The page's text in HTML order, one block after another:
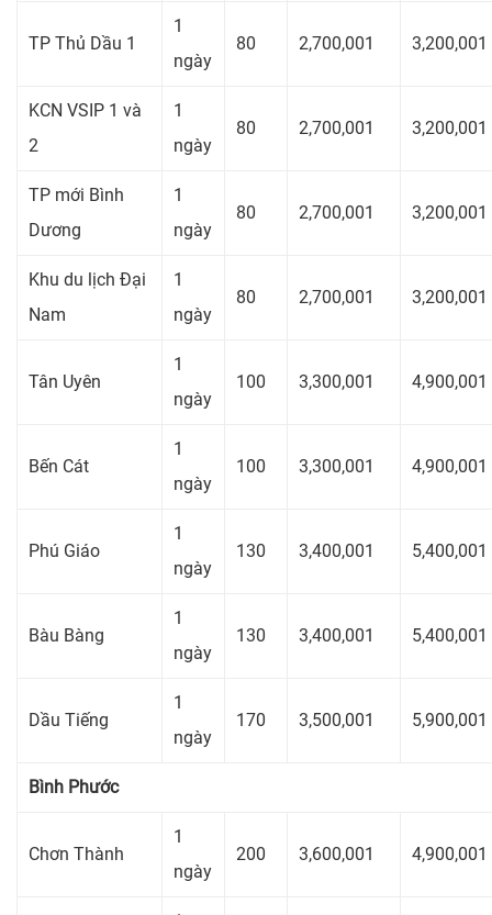
TP Thủ Dầu 1
1
ngày
80 2,700,001 3,200,001
KCN VSIP 1 và
2
1
ngày
80 2,700,001 3,200,001
TP mới Bình
Dương
1
ngày
80 2,700,001 3,200,001
Khu du lịch Đại
Nam
1
ngày
80 2,700,001 3,200,001
Tân Uyên
1
ngày
100 3,300,001 4,900,001
Bến Cát
1
ngày
100 3,300,001 4,900,001
Phú Giáo
1
ngày
130 3,400,001 5,400,001
Bàu Bàng
1
ngày
130 3,400,001 5,400,001
Dầu Tiếng
1
ngày
170 3,500,001 5,900,001
Bình Phước
Chơn Thành
1
ngày
200 3,600,001 4,900,001